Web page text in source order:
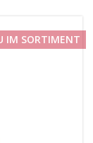
IM SORTIMENT